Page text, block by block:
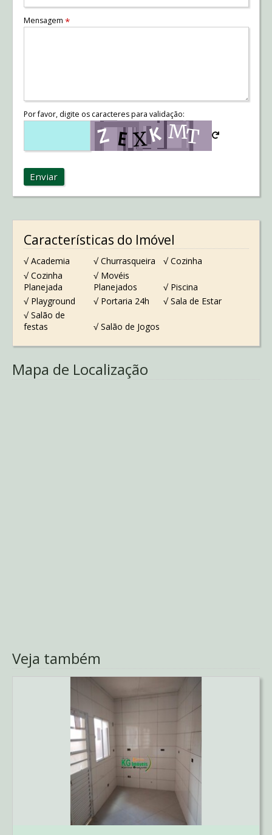
Mensagem *
Por favor, digite os caracteres para validação:
Enviar
Características do Imóvel
√ Academia √ Churrasqueira
√ Cozinha
√ Cozinha
Planejada
√ Movéis
Planejados
√ Piscina
√ Playground
√ Portaria 24h
√ Sala de Estar
√ Salão de
festas
√ Salão de Jogos
Mapa de Localização
Veja também